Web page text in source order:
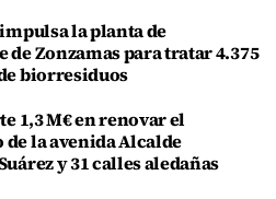
la planta de
de Zonzamas para tratar 4.375
biorresiduos
1,3 M€ en renovar el
la avenida Alcalde
y 31 calles aledañas